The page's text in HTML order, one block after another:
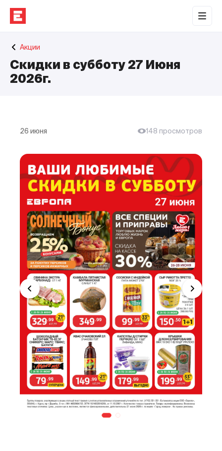
Торговые центры
Сотрудничество
Контакты
Акции
Скидки в субботу 27 Июня
2026г.
26 июня 148 просмотров